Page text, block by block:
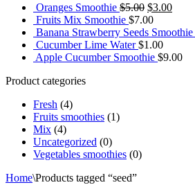
Oranges Smoothie $5.00 $3.00
Fruits Mix Smoothie $7.00
Banana Strawberry Seeds Smoothie
Cucumber Lime Water $1.00
Apple Cucumber Smoothie $9.00
Product categories
Fresh (4)
Fruits smoothies (1)
Mix (4)
Uncategorized (0)
Vegetables smoothies (0)
Home\Products tagged “seed”